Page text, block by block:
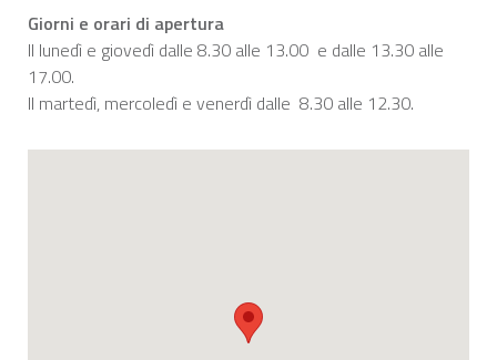
Giorni e orari di apertura
Il lunedì e giovedì dalle 8.30 alle 13.00 e dalle 13.30 alle
17.00.
Il martedì, mercoledì e venerdì dalle 8.30 alle 12.30.